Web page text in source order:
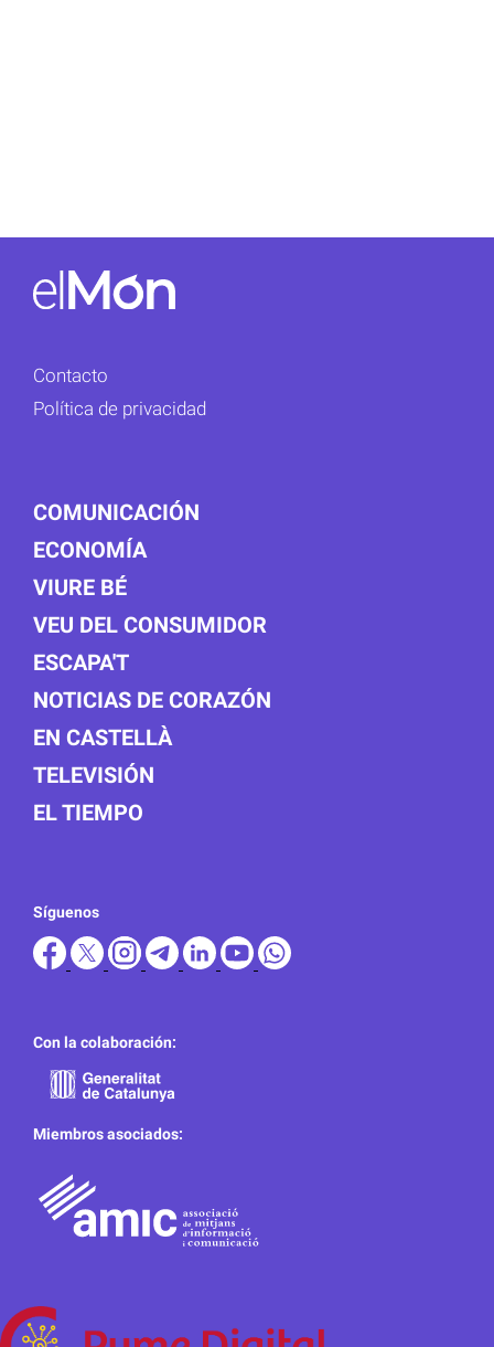
Contacto
Política de privacidad
COMUNICACIÓN
ECONOMÍA
VIURE BÉ
VEU DEL CONSUMIDOR
ESCAPA'T
NOTICIAS DE CORAZÓN
EN CASTELLÀ
TELEVISIÓN
EL TIEMPO
Síguenos
Con la colaboración:
Miembros asociados: